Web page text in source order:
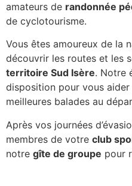
amateurs de randonnée
de cyclotourisme.
Vous êtes amoureux de la
découvrir les routes et les
territoire Sud Isère. Notre
disposition pour vous
meilleures balades au
Après vos journées
membres de votre club
notre gîte de groupe pour